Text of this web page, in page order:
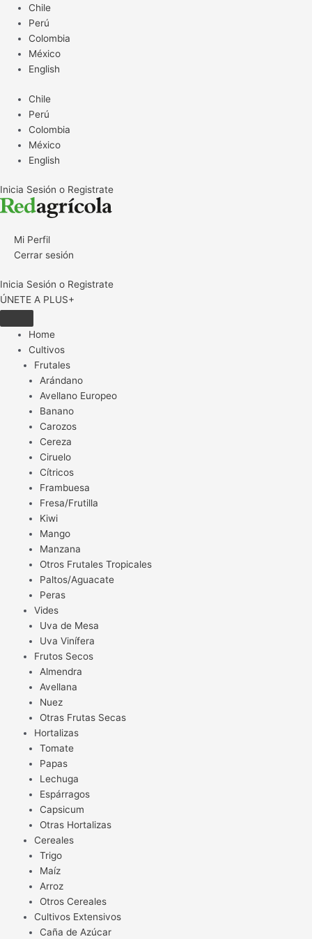
contenido
Chile
Perú
Colombia
México
English
Chile
Perú
Colombia
México
English
Inicia Sesión o Registrate
Mi Perfil
Cerrar sesión
Inicia Sesión o Registrate
ÚNETE A PLUS+
Home
Cultivos
Frutales
Arándano
Avellano Europeo
Banano
Carozos
Cereza
Ciruelo
Cítricos
Frambuesa
Fresa/Frutilla
Kiwi
Mango
Manzana
Otros Frutales Tropicales
Paltos/Aguacate
Peras
Vides
Uva de Mesa
Uva Vinífera
Frutos Secos
Almendra
Avellana
Nuez
Otras Frutas Secas
Hortalizas
Tomate
Papas
Lechuga
Espárragos
Capsicum
Otras Hortalizas
Cereales
Trigo
Maíz
Arroz
Otros Cereales
Cultivos Extensivos
Caña de Azúcar